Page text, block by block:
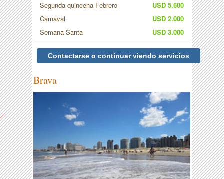
Segunda quincena Febrero
USD 5.600
Carnaval
USD 2.000
Semana Santa
USD 3.000
Contactarse o continuar viendo servicios
Brava